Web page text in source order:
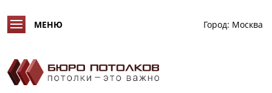
Город: Москва